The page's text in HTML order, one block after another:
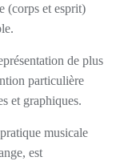
(corps et esprit)
de plus
particulière
et graphiques.
musicale
est